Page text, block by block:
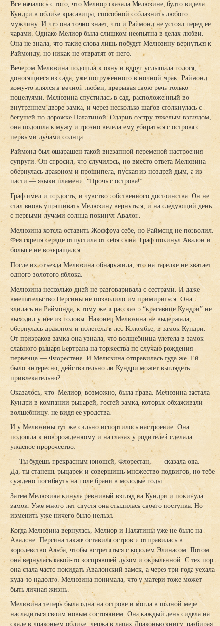
Все началось с того, что Мелиор сказала Мелюзине, будто видела
Кундри в облике красавицы, способной соблазнить любого
мужчину. И что она точно знает, что и Раймонд не устоял перед ее
чарами. Однако Мелиор была слишком неопытна в делах любви.
Она не знала, что такие слова лишь побудят Мелюзину вернуться к
Раймонду, но никак не отвратят от него.
Вечером Мелюзина подошла к окну и вдруг услышала голоса,
доносящиеся из сада, уже погруженного в ночной мрак. Раймонд
кому-то клялся в вечной любви, прерывая свою речь только
поцелуями. Мелюзина спустилась в сад, расположенный во
внутреннем дворе замка, и через несколько шагов столкнулась с
бегущей по дорожке Палатиной. Одарив сестру тяжелым взглядом,
она подошла к мужу и грозно велела ему убираться с острова с
первыми лучами солнца.
Раймонд был ошарашен такой внезапной переменой настроения
супруги. Он спросил, что случилось, но вместо ответа Мелюзина
обернулась драконом и прошипела, пуская из ноздрей дым, а из
пасти — языки пламени: “Прочь с острова!”
Граф имел и гордость, и чувство собственного достоинства. Он не
стал вновь упрашивать Мелюзину вернуться, и на следующий день
с первыми лучами солнца покинул Авалон.
Мелюзина хотела оставить Жоффруа себе, но Раймонд не позволил.
Фея скрепя сердце отпустила от себя сына. Граф покинул Авалон и
больше не возвращался.
После их отъезда Мелюзина обнаружила, что на тарелке не хватает
одного золотого яблока.
Мелюзина несколько дней не разговаривала с сестрами. И даже
вмешательство Персины не позволило им примириться. Она
злилась на Раймонда, к тому же и рассказ о “красавице Кундри” не
выходил у нее из головы. Наконец Мелюзина не выдержала,
обернулась драконом и полетела в лес Коломбье, в замок Кундри.
От призраков замка она узнала, что волшебница улетела в замок
славного рыцаря Бертрана на торжества по случаю рождения
первенца — Флорестана. И Мелюзина отправилась туда же. Ей
было интересно, действительно ли Кундри может выглядеть
привлекательно?
Оказалось, что. Мелиор, возможно, была права. Мелюзина застала
Кундри в компании рыцарей, гостей замка, которые обхаживали
волшебницу. не видя ее уродства.
И у Мелюзины тут же сильно испортилось настроение. Она
подошла к новорожденному и на глазах у родителей сделала
ужасное пророчество:
— Ты будешь прекрасным юношей, Флорестан, — сказала она. —
Да, ты станешь рыцарем и совершишь множество подвигов, но тебе
суждено погибнуть на поле брани в молодые годы.
Затем Мелюзина кинула ревнивый взгляд на Кундри и покинула
замок. Уже много лет спустя она стыдилась своего поступка. Но
изменить уже ничего было нельзя.
Когда Мелюзина вернулась, Мелиор и Палатины уже не было на
Авалоне. Персина также оставила остров и отправилась в
королевство Альба, чтобы встретиться с королем Элинасом. Потом
она вернулась какой-то воспрявшей духом и окрыленной. С тех пор
она стала часто покидать Авалонский замок, а через три года уехала
куда-то надолго. Мелюзина понимала, что у матери тоже может
быть личная жизнь.
Мелюзина теперь была одна на острове и могла в полной мере
насладиться своим новым состоянием. Она каждый день сидела на
скале в драконьем облике, держа в лапах Драконью книгу, разбирая